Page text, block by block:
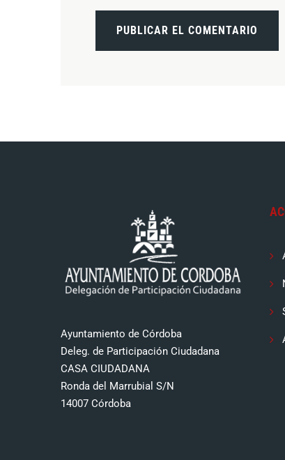
Ayuntamiento de Córdoba
Deleg. de Participación Ciudadana
CASA CIUDADANA
Ronda del Marrubial S/N
14007 Córdoba